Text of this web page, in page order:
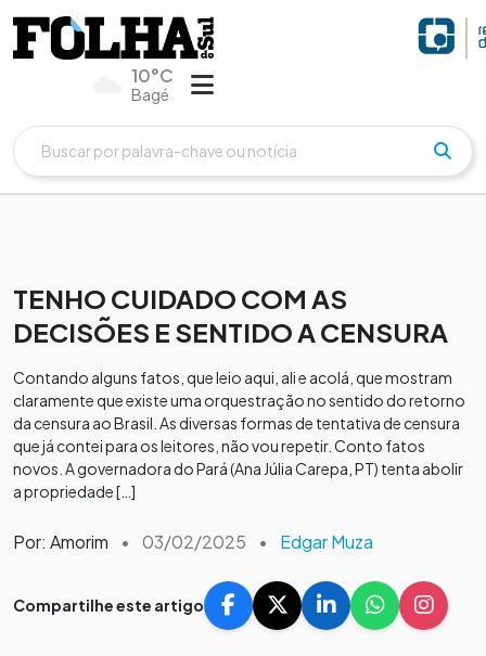
10°C
Bagé
TENHO CUIDADO COM AS
DECISÕES E SENTIDO A CENSURA
Contando alguns fatos, que leio aqui, ali e acolá, que mostram
claramente que existe uma orquestração no sentido do retorno
da censura ao Brasil. As diversas formas de tentativa de censura
que já contei para os leitores, não vou repetir. Conto fatos
novos. A governadora do Pará (Ana Júlia Carepa, PT) tenta abolir
a propriedade […]
Por: Amorim • 03/02/2025 • Edgar Muza
Compartilhe este artigo